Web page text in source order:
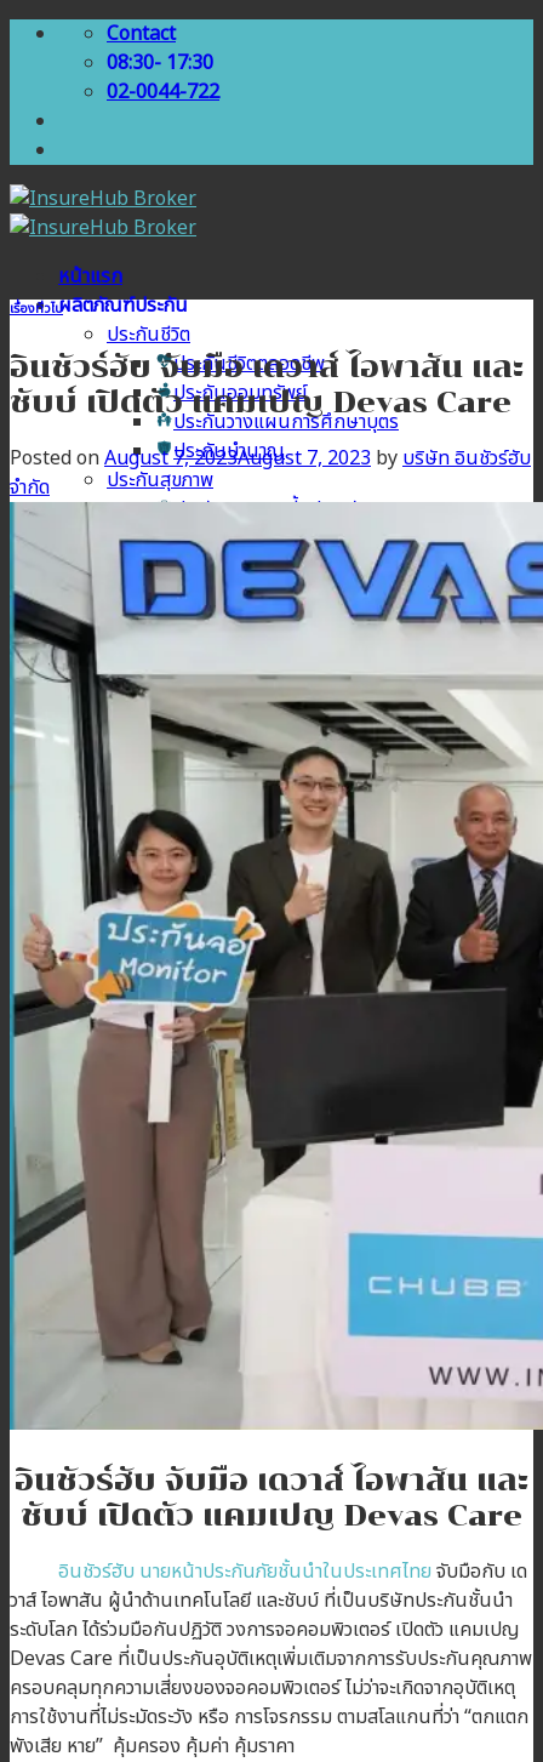
Skip
Contact
08:30- 17:30
02-0044-722
หน้าแรก
ผลิตภัณฑ์ประกัน
ประกันชีวิต
ประกันชีวิตตลอดชีพ
ประกันออมทรัพย์
ประกันวางแผนการศึกษาบุตร
ประกันบำนาญ
ประกันสุขภาพ
ประกันสุขภาพเบี้ยประหยัด
ประกันสุขภาพเหมาจ่าย
ประกันสุขภาพเด็กเล็ก
ประกันวางแผนคลอดบุตร
ประกันมะเร็ง
ประกันเดินทางต่างประเทศ
ประกันเดินทางในประเทศ
ประกันภัย
ประกันรถยนต์
ประกันอัคคีภัย
ประกันอุบัติเหตุ
ประกันสัตว์เลี้ยง
ลูกค้าองค์กร
ประกันความเสี่ยงภัยทรัพย์สิน (IAR)
ประกันกลุ่มองค์กร
ประกันคีย์แมน
ค้นหาประกันสุขภาพ
โปรโมชั่น
บทความ
ติดต่อเรา
สมัครตัวแทน
เข้าสู่ระบบตัวแทน
เรื่องทั่วไป
อินชัวร์ฮับ จับมือ เดวาส์ ไอพาสัน และ
ชับบ์ เปิดตัว แคมเปญ Devas Care
Posted onAugust 7, 2023August 7, 2023 byบริษัท อินชัวร์ฮับ
จำกัด
อินชัวร์ฮับ จับมือ เดวาส์ ไอพาสัน และ
ชับบ์ เปิดตัว แคมเปญ Devas Care
อินชัวร์ฮับ นายหน้าประกันภัยชั้นนำในประเทศไทย จับมือกับ เด
วาส์ ไอพาสัน ผู้นำด้านเทคโนโลยี และชับบ์ ที่เป็นบริษัทประกันชั้นนำ
ระดับโลก ได้ร่วมมือกันปฏิวัติ วงการจอคอมพิวเตอร์ เปิดตัว แคมเปญ
Devas Care ที่เป็นประกันอุบัติเหตุเพิ่มเติมจากการรับประกันคุณภาพ
ครอบคลุมทุกความเสี่ยงของจอคอมพิวเตอร์ ไม่ว่าจะเกิดจากอุบัติเหตุ
การใช้งานที่ไม่ระมัดระวัง หรือ การโจรกรรม ตามสโลแกนที่ว่า “ตกแตก
พังเสีย หาย” คุ้มครอง คุ้มค่า คุ้มราคา